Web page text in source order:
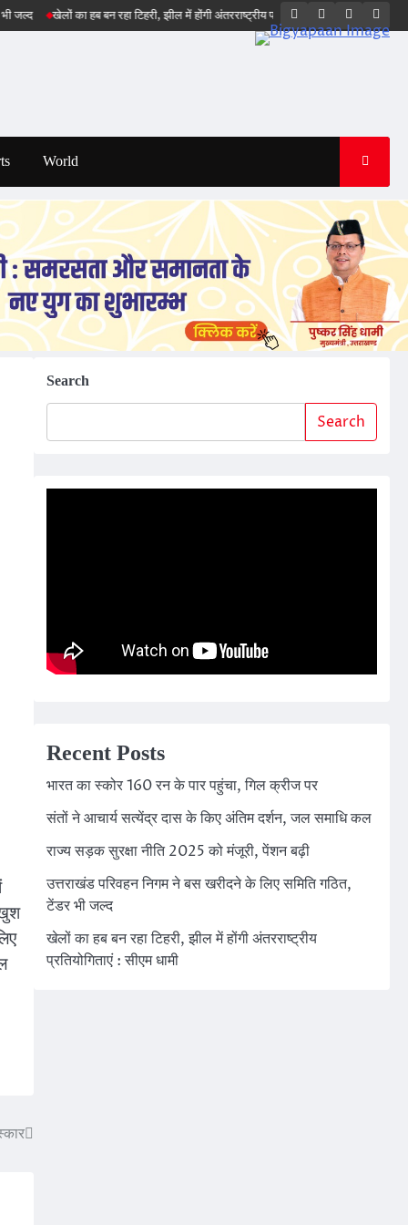
का हब बन रहा टिहरी, झील में होंगी अंतरराष्ट्रीय प्रतियोगिताएं : सीएम धामी भारत का
TwitterFacebookLinkedIn
World
Search
Search
Recent Posts
भारत का स्कोर 160 रन के पार पहुंचा, गिल क्रीज पर
संतों ने आचार्य सत्येंद्र दास के किए अंतिम दर्शन, जल समाधि कल
राज्य सड़क सुरक्षा नीति 2025 को मंजूरी, पेंशन बढ़ी
उत्तराखंड परिवहन निगम ने बस खरीदने के लिए समिति गठित,
टेंडर भी जल्द
खेलों का हब बन रहा टिहरी, झील में होंगी अंतरराष्ट्रीय
प्रतियोगिताएं : सीएम धामी